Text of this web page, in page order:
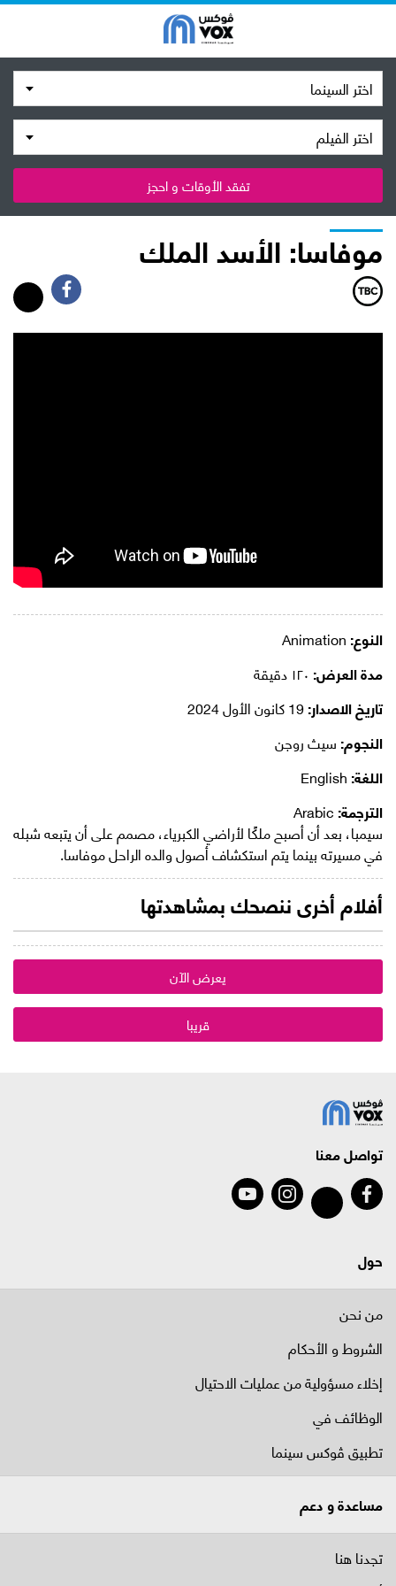
اختر السينما
اختر الفيلم
تفقد الأوقات و احجز
موفاسا: الأسد الملك
النوع:
مدة العرض:
تاريخ الاصدار:
النجوم:سيث روجن
اللغة:
الترجمة:
سيمبا، بعد أن أصبح ملكًا لأراضي الكبرياء، مصمم على أن يتبعه شبله
في مسيرته بينما يتم استكشاف أصول والده الراحل موفاسا.
أفلام أخرى ننصحك بمشاهدتها
يعرض الآن
قريبا
تواصل معنا
حول
من نحن
الشروط و الأحكام
إخلاء مسؤولية من عمليات الاحتيال
الوظائف في
تطبيق ڤوكس سينما
مساعدة و دعم
تجدنا هنا